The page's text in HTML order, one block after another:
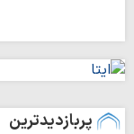
پربازدیدترین